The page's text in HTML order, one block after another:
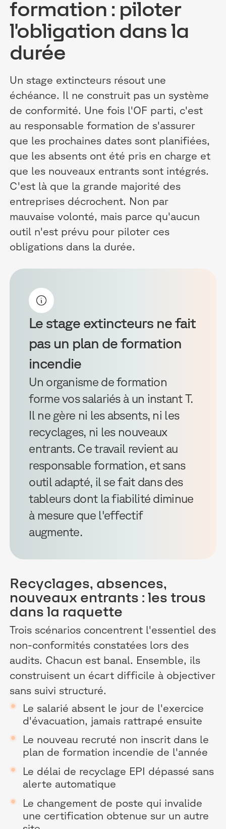
formation : piloter
l'obligation dans la
durée
Un stage extincteurs résout une
échéance. Il ne construit pas un système
de conformité. Une fois l'OF parti, c'est
au responsable formation de s'assurer
que les prochaines dates sont planifiées,
que les absents ont été pris en charge et
que les nouveaux entrants sont intégrés.
C'est là que la grande majorité des
entreprises décrochent. Non par
mauvaise volonté, mais parce qu'aucun
outil n'est prévu pour piloter ces
obligations dans la durée.
Le stage extincteurs ne fait
pas un plan de formation
incendie
Un organisme de formation
forme vos salariés à un instant T.
Il ne gère ni les absents, ni les
recyclages, ni les nouveaux
entrants. Ce travail revient au
responsable formation, et sans
outil adapté, il se fait dans des
tableurs dont la fiabilité diminue
à mesure que l'effectif
augmente.
Recyclages, absences,
nouveaux entrants : les trous
dans la raquette
Trois scénarios concentrent l'essentiel des
non-conformités constatées lors des
audits. Chacun est banal. Ensemble, ils
construisent un écart difficile à objectiver
sans suivi structuré.
Le salarié absent le jour de l'exercice
d'évacuation, jamais rattrapé ensuite
Le nouveau recruté non inscrit dans le
plan de formation incendie de l'année
Le délai de recyclage EPI dépassé sans
alerte automatique
Le changement de poste qui invalide
une certification obtenue sur un autre